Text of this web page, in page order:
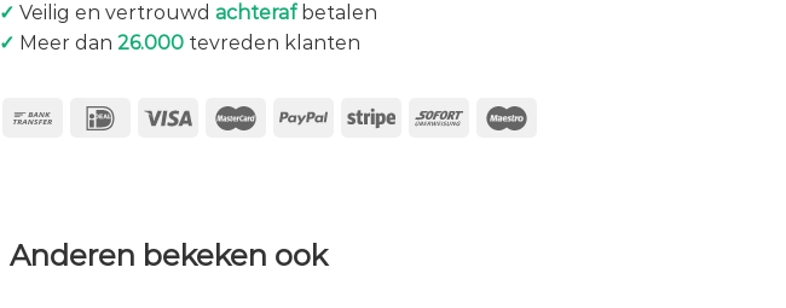
✓ Veilig en vertrouwd achterafbetalen
✓ Meer dan 26.000tevreden klanten
Anderen bekeken ook